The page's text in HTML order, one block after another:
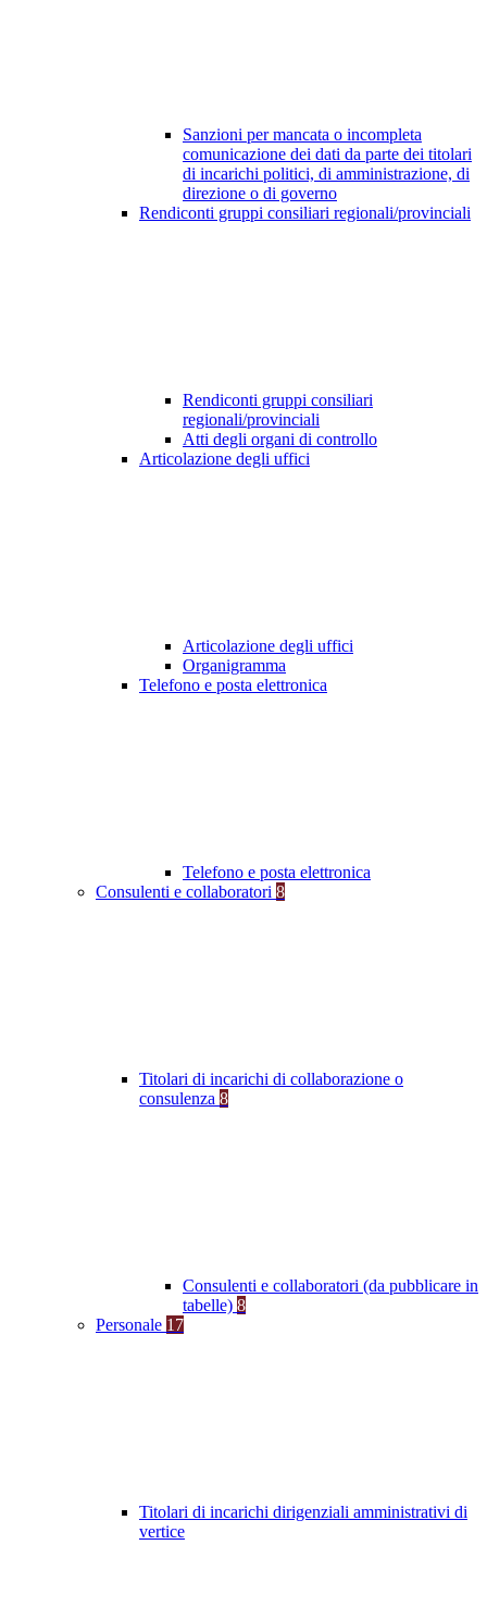
Sanzioni per mancata o incompleta
comunicazione dei dati da parte dei titolari
di incarichi politici, di amministrazione, di
direzione o di governo
Rendiconti gruppi consiliari regionali/provinciali
Rendiconti gruppi consiliari
regionali/provinciali
Atti degli organi di controllo
Articolazione degli uffici
Articolazione degli uffici
Organigramma
Telefono e posta elettronica
Telefono e posta elettronica
Consulenti e collaboratori 8
Titolari di incarichi di collaborazione o
consulenza 8
Consulenti e collaboratori (da pubblicare in
tabelle) 8
Personale 17
Titolari di incarichi dirigenziali amministrativi di
vertice